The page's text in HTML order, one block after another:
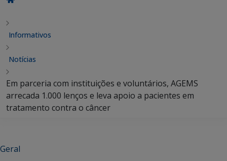
Informativos
Notícias
Em parceria com instituições e voluntários, AGEMS
arrecada 1.000 lenços e leva apoio a pacientes em
tratamento contra o câncer
Geral